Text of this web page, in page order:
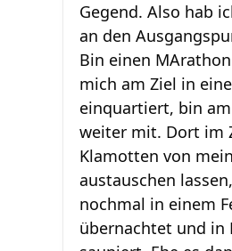
Gegend. Also hab
an den
Bin einen
mich am Ziel in
einquartiert, bin
weiter mit. Dort im
Klamotten von
austauschen
nochmal in einem
übernachtet und in